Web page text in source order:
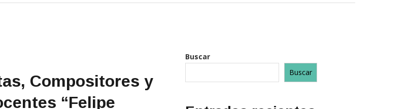
Compositores y
“Felipe
Buscar
Buscar